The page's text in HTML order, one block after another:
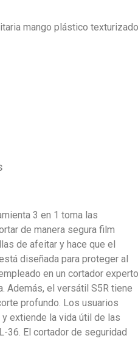
mango plástico texturizado
3 en 1 toma las
de manera segura film
de afeitar y hace que el
diseñada para proteger al
en un cortador experto
Además, el versátil S5R tiene
profundo. Los usuarios
extiende la vida útil de las
36. El cortador de seguridad